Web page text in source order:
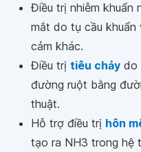
Điều trị nhiễm khuẩn
mắt do tụ cầu khuẩn
cảm khác.
Điều trị tiêu chảy do
đường ruột bằng
thuật.
Hỗ trợ điều trị hôn
tạo ra NH3 trong hệ